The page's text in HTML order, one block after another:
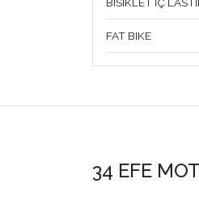
FAT BIKE
34 EFE